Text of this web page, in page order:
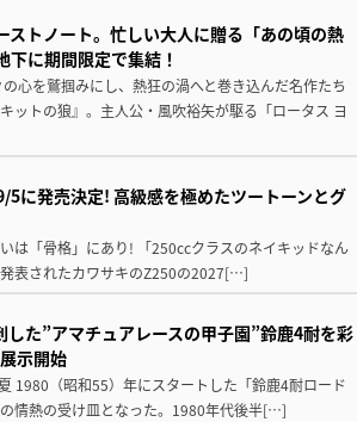
トノート。忙しい大人に贈る「あの頃の熱
に期間限定で集結！
心を鷲掴みにし、熱狂の渦へと巻き込んだ名作たち
ットの狼』。主人公・風吹裕矢が駆る「ロータス ヨ
5に発売決定! 高級感を極めたツートーンとグ
は「骨格」にあり! 「250ccクラスのネイキッドなん
表されたカワサキのZ250の2027[…]
た”アマチュアレースの甲子園”鈴鹿4耐を彩
示開始
1980（昭和55）年にスタートした「鈴鹿4耐ロード
情熱の受け皿となった。1980年代後半[…]